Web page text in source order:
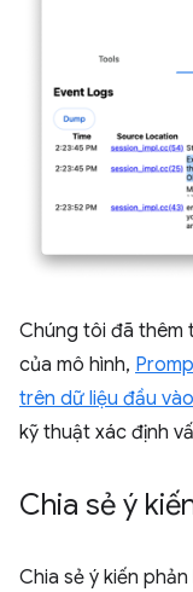
Chúng tôi đã thêm
của mô hình,
trên dữ liệu đầu
kỹ thuật xác định
Chia sẻ ý
Chia sẻ ý kiến